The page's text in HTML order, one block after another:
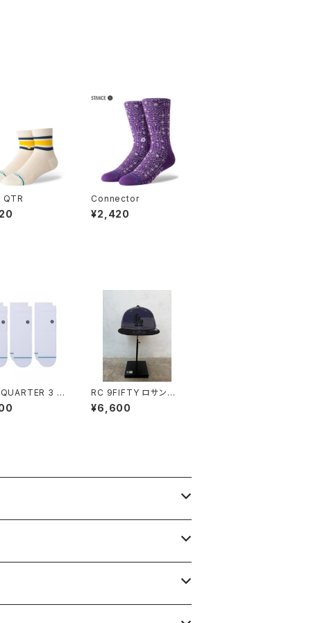
QTR Connector
¥2,420
3 P
RC 9FIFTY ロサンゼ
ルス・ドジャース Patch
work グラファイト/ナイ
¥6,600